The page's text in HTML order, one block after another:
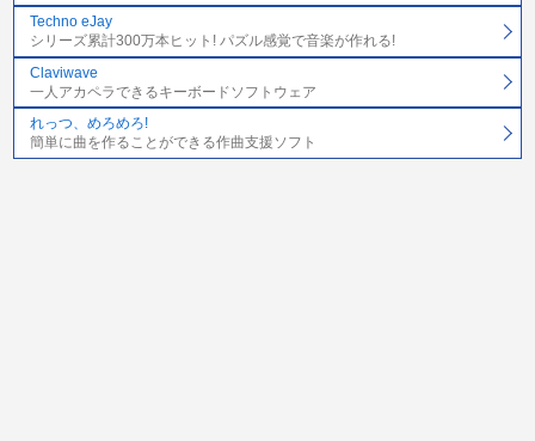
Techno eJay
シリーズ累計300万本ヒット! パズル感覚で音楽が作れる!
Claviwave
一人アカペラできるキーボードソフトウェア
れっつ、めろめろ!
簡単に曲を作ることができる作曲支援ソフト